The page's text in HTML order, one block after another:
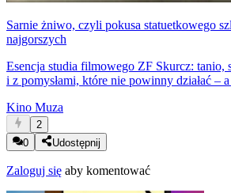
Sarnie żniwo, czyli pokusa statuetkowego
najgorszych
Esencja studia filmowego ZF Skurcz: tanio,
i z pomysłami, które nie powinny działać – a
Kino Muza
2
0
Udostępnij
Zaloguj się aby komentować